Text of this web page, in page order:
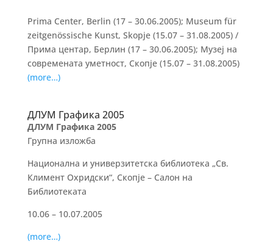
Prima Center, Berlin (17 – 30.06.2005); Museum für
zeitgenössische Kunst, Skopje (15.07 – 31.08.2005) /
Прима центар, Берлин (17 – 30.06.2005); Музеј на
современата уметност, Скопје (15.07 – 31.08.2005)
(more…)
ДЛУМ Графика 2005
ДЛУМ Графика 2005
Групна изложба
Национална и универзитетска библиотека „Св.
Климент Охридски“, Скопје – Салон на
Библиотеката
10.06 – 10.07.2005
(more…)